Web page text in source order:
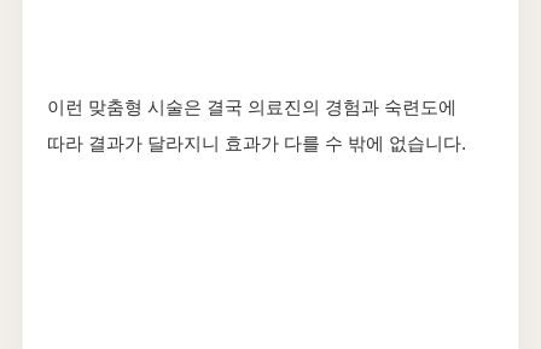
이런 맞춤형 시술은 결국 의료진의 경험과 숙련도에
따라 결과가 달라지니 효과가 다를 수 밖에 없습니다.